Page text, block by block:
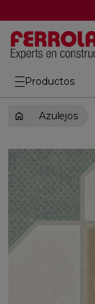
Productos
Azulejos